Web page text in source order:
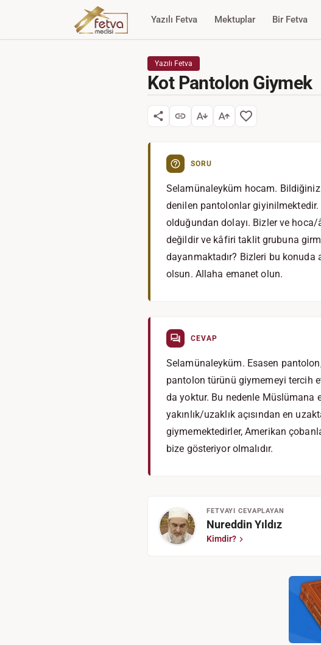
Yazılı Fetva Mektuplar Bir Fetva
Yazılı Fetva
Kot Pantolon Giymek
SORU
Selamünaleyküm hocam.
denilen pantolonlar
olduğundan dolayı. Bizler ve
değildir ve kâfiri taklit grubuna
dayanmaktadır? Bizleri bu konuda
olsun. Allaha emanet olun.
CEVAP
Selamünaleyküm. Esasen
pantolon türünü giymemeyi tercih
da yoktur. Bu nedenle Müslümana
yakınlık/uzaklık açısından en
giymemektedirler, Amerikan
bize gösteriyor olmalıdır.
FETVAYI CEVAPLAYAN
Nureddin Yıldız
Kimdir?